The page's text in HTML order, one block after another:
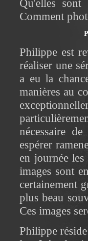
Qu'elles
Comment
Philippe est
réaliser une
a eu la
manières au
nécessaire
espérer
en journée
images sont
certainement
plus beau
Ces images
Philippe